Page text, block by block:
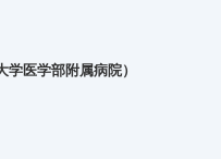
医学部附属病院）